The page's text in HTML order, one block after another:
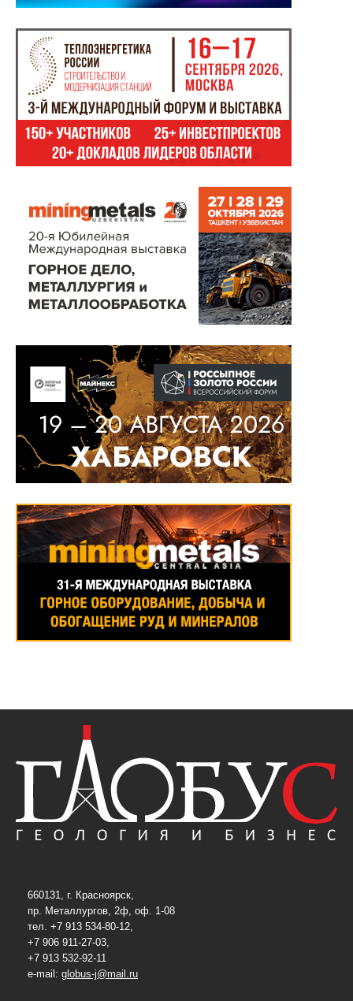
660131, г. Красноярск,
пр. Металлургов, 2ф, оф. 1-08
тел. +7 913 534-80-12,
+7 906 911-27-03,
+7 913 532-92-11
e-mail: globus-j@mail.ru